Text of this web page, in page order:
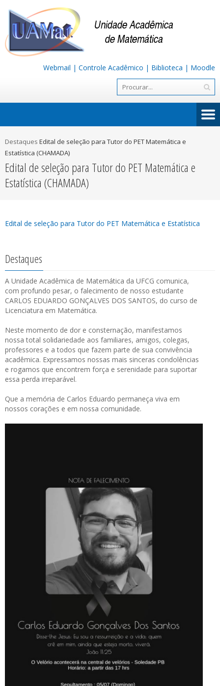
Webmail | Controle Acadêmico | Biblioteca | Moodle
Destaques Edital de seleção para Tutor do PET Matemática e
Estatística (CHAMADA)
Edital de seleção para Tutor do PET Matemática e
Estatística (CHAMADA)
Edital de seleção para Tutor do PET Matemática e Estatística
Destaques
A Unidade Acadêmica de Matemática da UFCG comunica,
com profundo pesar, o falecimento de nosso estudante
CARLOS EDUARDO GONÇALVES DOS SANTOS, do curso de
Licenciatura em Matemática.
Neste momento de dor e consternação, manifestamos
nossa total solidariedade aos familiares, amigos, colegas,
professores e a todos que fazem parte de sua convivência
acadêmica. Expressamos nossas mais sinceras condolências
e rogamos que encontrem força e serenidade para suportar
essa perda irreparável.
Que a memória de Carlos Eduardo permaneça viva em
nossos corações e em nossa comunidade.